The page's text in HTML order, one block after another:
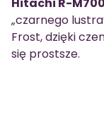
„czarnego
Frost, dzięki
się prostsze.